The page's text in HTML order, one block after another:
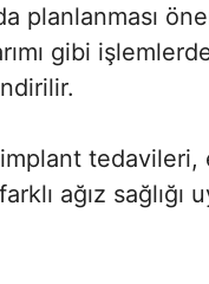
planlanması
gibi
tedavileri,
ağız sağlığı